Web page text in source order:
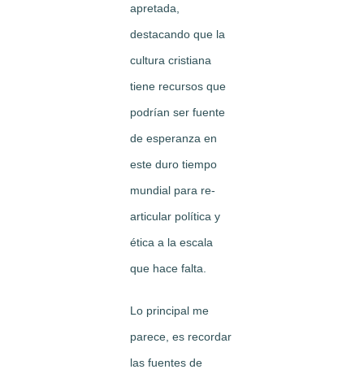
apretada,
destacando que la
cultura cristiana
tiene recursos que
podrían ser fuente
de esperanza en
este duro tiempo
mundial para re-
articular política y
ética a la escala
que hace falta.
Lo principal me
parece, es recordar
las fuentes de